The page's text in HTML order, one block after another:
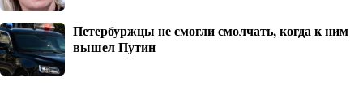
Петербуржцы не смогли смолчать, когда к ним
вышел Путин